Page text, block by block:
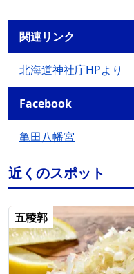
関連リンク
北海道神社庁HPより
Facebook
亀田八幡宮
近くのスポット
五稜郭